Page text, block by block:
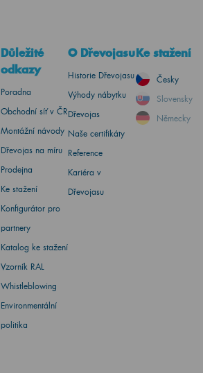
Důležité
odkazy
Poradna
Obchodní síť v ČR
Montážní návody
Dřevojas na míru
Prodejna
Ke stažení
Konfigurátor pro
partnery
Katalog ke stažení
Vzorník RAL
Whistleblowing
Environmentální
politika
O Dřevojasu
Historie Dřevojasu
Výhody nábytku
Dřevojas
Naše certifikáty
Reference
Kariéra v
Dřevojasu
Ke stažení
Česky
Slovensky
Německy